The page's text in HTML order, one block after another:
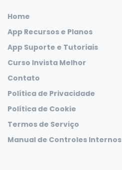
Home
App Recursos e Planos
App Suporte e Tutoriais
Curso Invista Melhor
Contato
Política de Privacidade
Política de Cookie
Termos de Serviço
Manual de Controles Internos